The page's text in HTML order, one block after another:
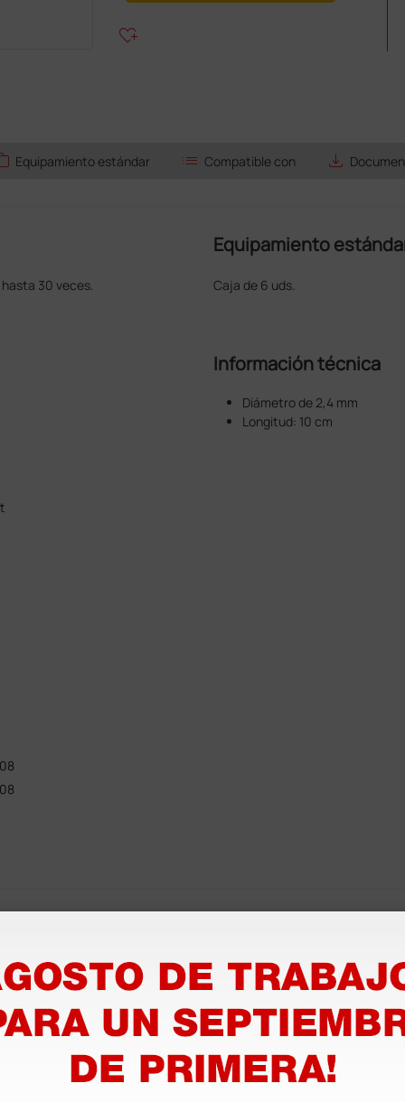
heart_plus
Equipamiento estándar list Compatible con save_alt
30 veces.
Equipamiento
Caja de 6 uds.
Información técnica
Diámetro de 2,4 mm
Longitud: 10 cm